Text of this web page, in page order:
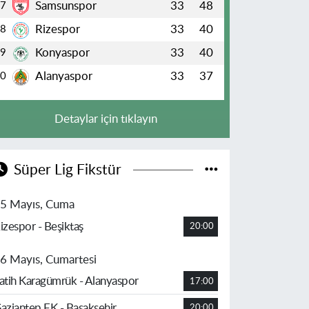
7 Samsunspor 33 48
8 Rizespor 33 40
9 Konyaspor 33 40
Alanyaspor 33 37
Detaylar için tıklayın
Süper Lig Fikstür
Mayıs, Cuma
- Beşiktaş
20:00
Mayıs, Cumartesi
Karagümrük - Alanyaspor
17:00